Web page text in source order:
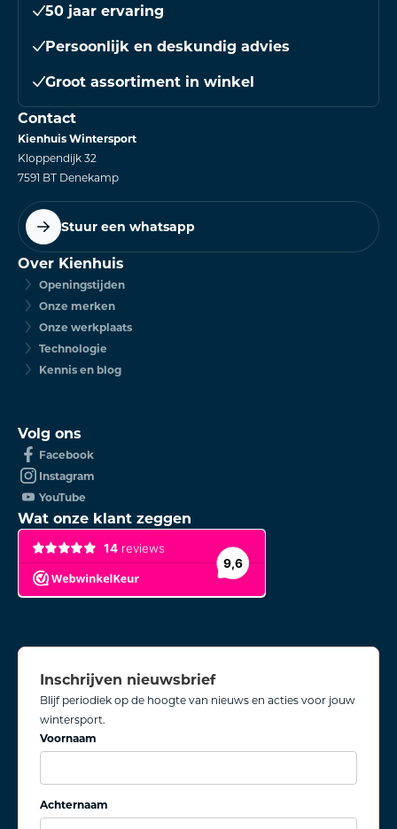
50 jaar ervaring
Persoonlijk en deskundig advies
Groot assortiment in winkel
Contact
Kienhuis Wintersport
Kloppendijk 32
7591 BT Denekamp
Stuur een whatsapp
Over Kienhuis
Openingstijden
Onze merken
Onze werkplaats
Technologie
Kennis en blog
Volg ons
Facebook
Instagram
YouTube
Wat onze klant zeggen
Inschrijven nieuwsbrief
Blijf periodiek op de hoogte van nieuws en acties voor jouw
wintersport.
Voornaam
Achternaam